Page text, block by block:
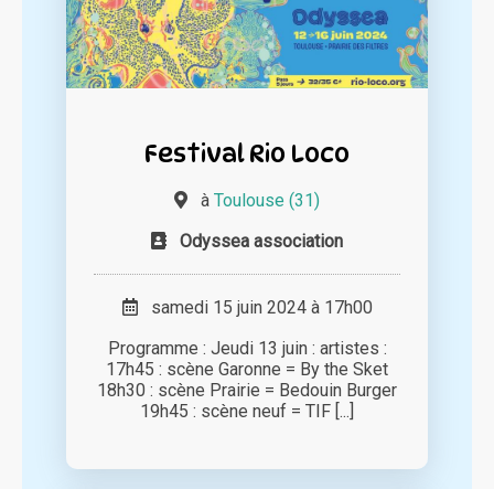
Festival Rio Loco
à Toulouse (31)
Odyssea association
samedi 15 juin 2024 à 17h00
Programme : Jeudi 13 juin : artistes :
17h45 : scène Garonne = By the Sket
18h30 : scène Prairie = Bedouin Burger
19h45 : scène neuf = TIF [...]